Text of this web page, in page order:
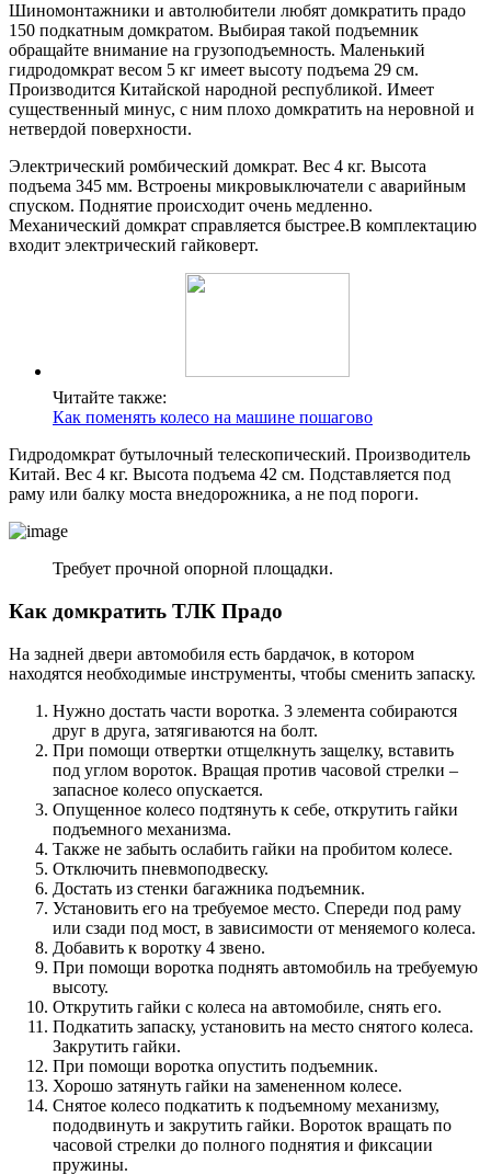
Шиномонтажники и автолюбители любят домкратить прадо
150 подкатным домкратом. Выбирая такой подъемник
обращайте внимание на грузоподъемность. Маленький
гидродомкрат весом 5 кг имеет высоту подъема 29 см.
Производится Китайской народной республикой. Имеет
существенный минус, с ним плохо домкратить на неровной и
нетвердой поверхности.
Электрический ромбический домкрат. Вес 4 кг. Высота
подъема 345 мм. Встроены микровыключатели с аварийным
спуском. Поднятие происходит очень медленно.
Механический домкрат справляется быстрее.В комплектацию
входит электрический гайковерт.
Читайте также:
Как поменять колесо на машине пошагово
Гидродомкрат бутылочный телескопический. Производитель
Китай. Вес 4 кг. Высота подъема 42 см. Подставляется под
раму или балку моста внедорожника, а не под пороги.
Требует прочной опорной площадки.
Как домкратить ТЛК Прадо
На задней двери автомобиля есть бардачок, в котором
находятся необходимые инструменты, чтобы сменить запаску.
Нужно достать части воротка. 3 элемента собираются
друг в друга, затягиваются на болт.
При помощи отвертки отщелкнуть защелку, вставить
под углом вороток. Вращая против часовой стрелки –
запасное колесо опускается.
Опущенное колесо подтянуть к себе, открутить гайки
подъемного механизма.
Также не забыть ослабить гайки на пробитом колесе.
Отключить пневмоподвеску.
Достать из стенки багажника подъемник.
Установить его на требуемое место. Спереди под раму
или сзади под мост, в зависимости от меняемого колеса.
Добавить к воротку 4 звено.
При помощи воротка поднять автомобиль на требуемую
высоту.
Открутить гайки с колеса на автомобиле, снять его.
Подкатить запаску, установить на место снятого колеса.
Закрутить гайки.
При помощи воротка опустить подъемник.
Хорошо затянуть гайки на замененном колесе.
Снятое колесо подкатить к подъемному механизму,
пододвинуть и закрутить гайки. Вороток вращать по
часовой стрелки до полного поднятия и фиксации
пружины.